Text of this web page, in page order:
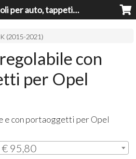
Braccioli per auto, tappeti auto, accessori auto MADE IN ITALY - Armrests, Mittelarmlehnen, Accoundoirs
(2015-2021)
con
per Opel
e con portaoggetti per Opel
€ 95,80